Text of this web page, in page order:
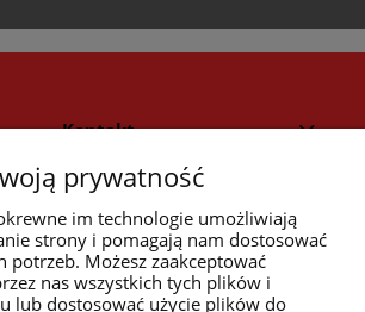
Strefa klienta
Przyczółek
Kontakt
prywatność
im technologie umożliwiają
strony i pomagają nam dostosować
potrzeb. Możesz zaakceptować
nas wszystkich tych plików i
lub dostosować użycie plików do